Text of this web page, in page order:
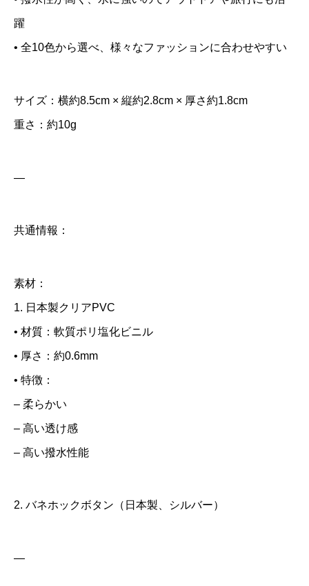
躍
• 全10色から選べ、様々なファッションに合わせやすい
サイズ：横約8.5cm × 縦約2.8cm × 厚さ約1.8cm
重さ：約10g
—
共通情報：
素材：
1. 日本製クリアPVC
• 材質：軟質ポリ塩化ビニル
• 厚さ：約0.6mm
• 特徴：
– 柔らかい
– 高い透け感
– 高い撥水性能
2. バネホックボタン（日本製、シルバー）
—